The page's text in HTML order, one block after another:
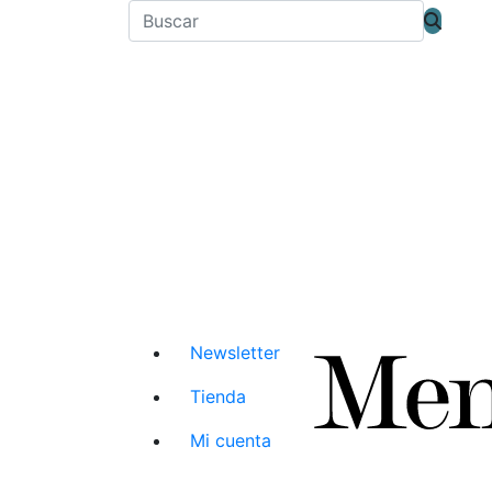
Newsletter
Tienda
Mi cuenta